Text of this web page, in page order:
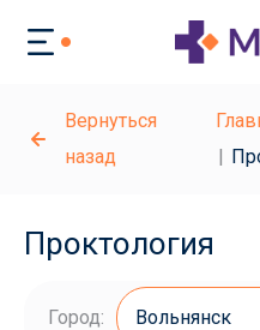
Вернуться
назад
Проктология
Город: Вольнянск